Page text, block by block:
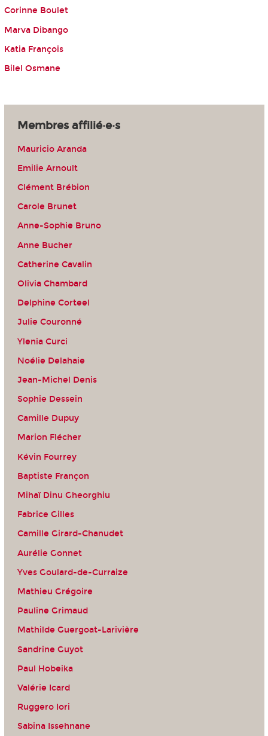
Corinne Boulet
Marva Dibango
Katia François
Bilel Osmane
Membres affilié·e·s
Mauricio Aranda
Emilie Arnoult
Clément Brébion
Carole Brunet
Anne-Sophie Bruno
Anne Bucher
Catherine Cavalin
Olivia Chambard
Delphine Corteel
Julie Couronné
Ylenia Curci
Noélie Delahaie
Jean-Michel Denis
Sophie Dessein
Camille Dupuy
Marion Flécher
Kévin Fourrey
Baptiste Françon
Mihaï Dinu Gheorghiu
Fabrice Gilles
Camille Girard-Chanudet
Aurélie Gonnet
Yves Goulard-de-Curraize
Mathieu Grégoire
Pauline Grimaud
Mathilde Guergoat-Larivière
Sandrine Guyot
Paul Hobeika
Valérie Icard
Ruggero Iori
Sabina Issehnane